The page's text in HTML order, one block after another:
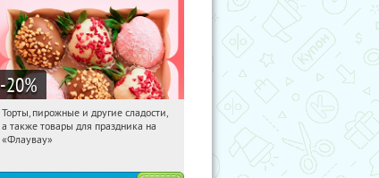
-20%
07:20:29 Получили:
Россия
Торты, пирожные и другие сладости,
а также товары для праздника на
«Флаувау»